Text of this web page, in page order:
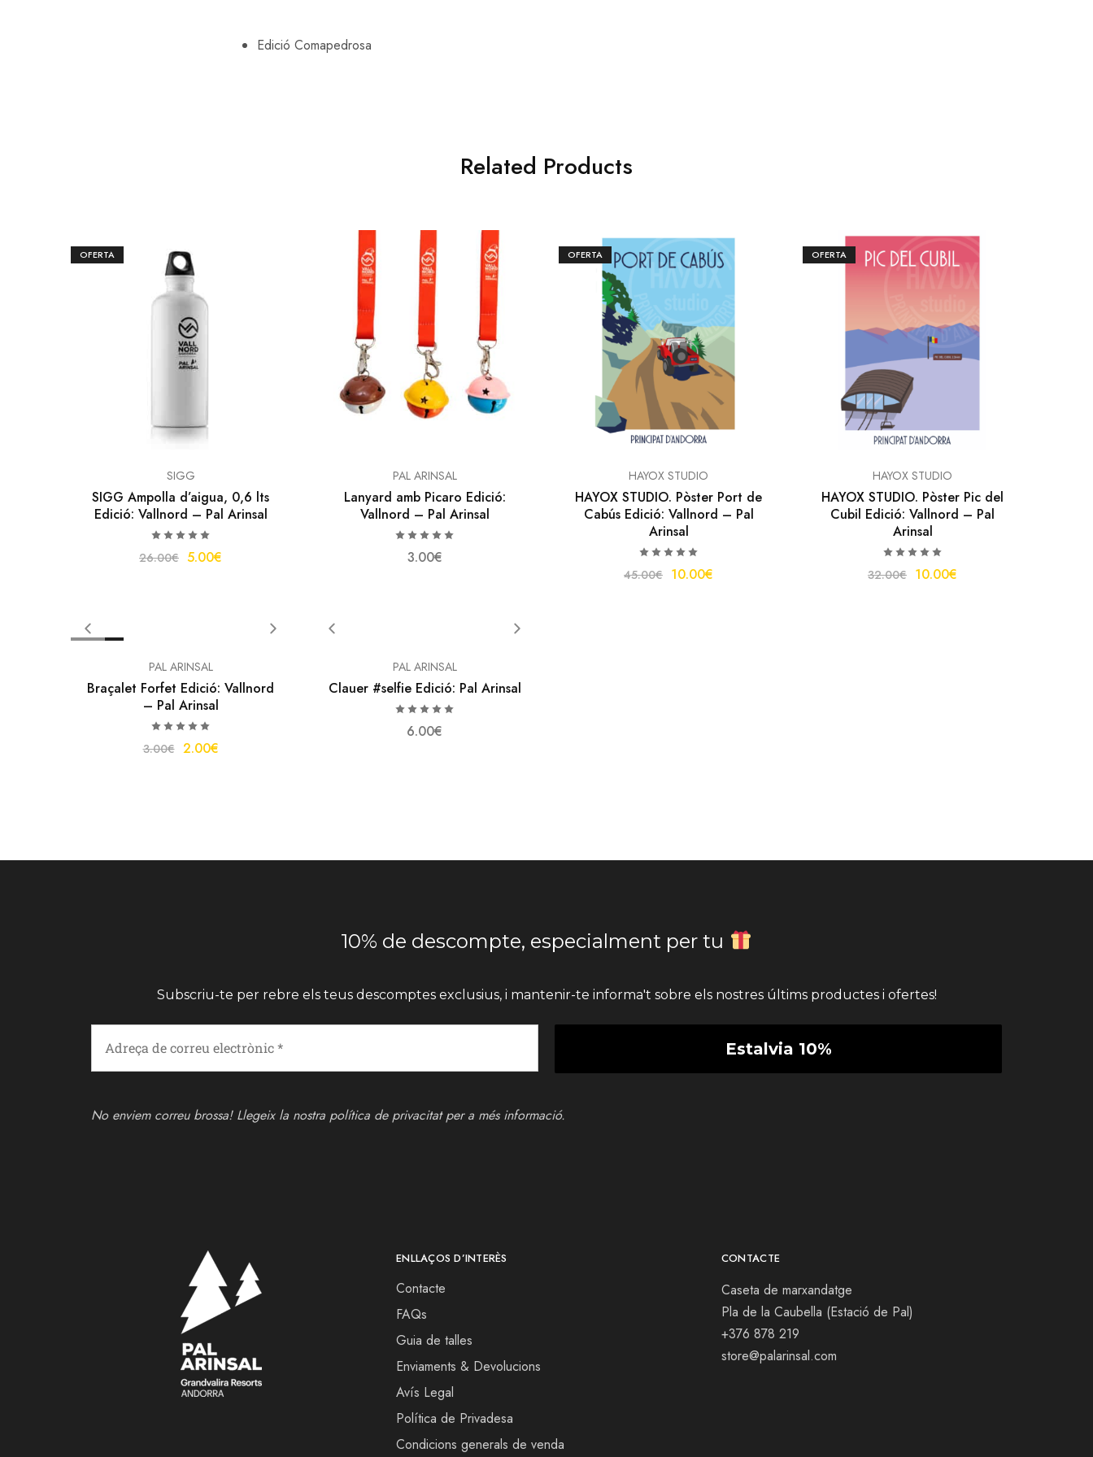
Edició Comapedrosa
Related Products
OFERTA
SIGG
SIGG Ampolla d’aigua, 0,6 lts
Edició: Vallnord – Pal Arinsal
26.00€ 5.00€
PAL ARINSAL
Lanyard amb Picaro Edició:
Vallnord – Pal Arinsal
3.00€
OFERTA
HAYOX STUDIO
HAYOX STUDIO. Pòster Port de
Cabús Edició: Vallnord – Pal
Arinsal
45.00€ 10.00€
OFERTA
HAYOX STUDIO
HAYOX STUDIO. Pòster Pic del
Cubil Edició: Vallnord – Pal
Arinsal
32.00€ 10.00€
PAL ARINSAL
Braçalet Forfet Edició: Vallnord
– Pal Arinsal
3.00€ 2.00€
PAL ARINSAL
Clauer #selfie Edició: Pal Arinsal
6.00€
10% de descompte, especialment per tu
Subscriu-te per rebre els teus descomptes exclusius, i mantenir-te informa't sobre els nostres últims productes i ofertes!
No enviem correu brossa! Llegeix la nostra política de privacitatper a més informació.
ENLLAÇOS D’INTERÈS
Contacte
FAQs
Guia de talles
Enviaments & Devolucions
Avís Legal
Política de Privadesa
Condicions generals de venda
CONTACTE
Caseta de marxandatge
Pla de la Caubella (Estació de Pal)
+376 878 219
store@palarinsal.com